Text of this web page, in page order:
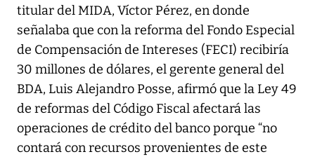
titular del MIDA, Víctor Pérez, en donde
señalaba que con la reforma del Fondo Especial
de Compensación de Intereses (FECI) recibiría
30 millones de dólares, el gerente general del
BDA, Luis Alejandro Posse, afirmó que la Ley 49
de reformas del Código Fiscal afectará las
operaciones de crédito del banco porque “no
contará con recursos provenientes de este